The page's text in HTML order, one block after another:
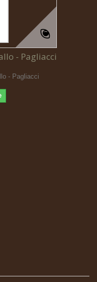
- Pagliacci
- Pagliacci